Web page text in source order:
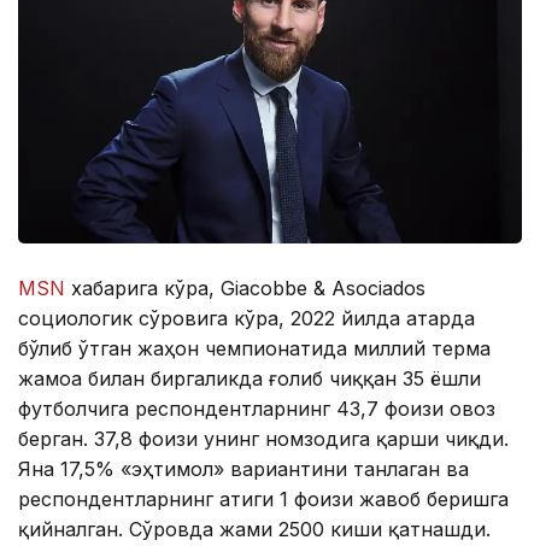
МSN хабарига кўра, Giacobbe & Asociados
социологик сўровига кўра, 2022 йилда Қатарда
бўлиб ўтган жаҳон чемпионатида миллий терма
жамоа билан биргаликда ғолиб чиққан 35 ёшли
футболчига респондентларнинг 43,7 фоизи овоз
берган. 37,8 фоизи унинг номзодига қарши чиқди.
Яна 17,5% «эҳтимол» вариантини танлаган ва
респондентларнинг атиги 1 фоизи жавоб беришга
қийналган. Сўровда жами 2500 киши қатнашди.